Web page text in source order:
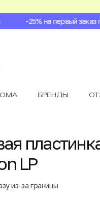
-25% на первый заказ
БРЕНДЫ
LP
из-за границы